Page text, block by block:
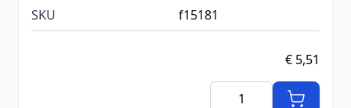
SKU f15181
€ 5,51
Aantal